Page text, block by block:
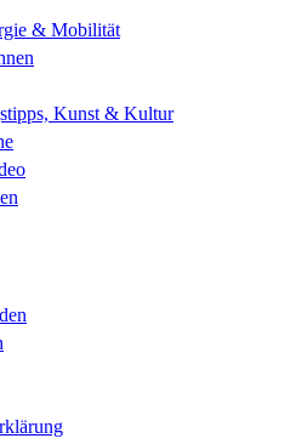
& Mobilität
Kunst & Kultur